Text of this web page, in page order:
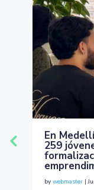
En
259
by webmaster |